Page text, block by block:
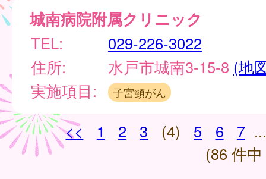
城南病院附属クリニック
TEL:
029-226-3022
住所:
水戸市城南3-15-8 (地
実施項目:
子宮頸がん
<< 1 2 3 (4) 5 6 7 ...
(86 件